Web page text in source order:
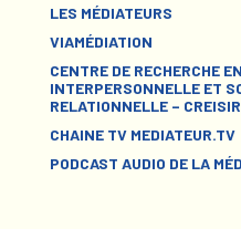
LES MÉDIATEURS
VIAMÉDIATION
CENTRE DE RECHERCHE
INTERPERSONNELLE ET
RELATIONNELLE – CREISIR
CHAINE TV MEDIATEUR.TV
PODCAST AUDIO DE LA